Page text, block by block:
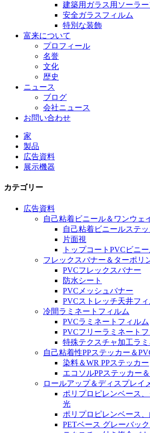
建築用ガラス用ソーラ
安全ガラスフィルム
特別な装飾
富来について
プロフィール
名誉
文化
歴史
ニュース
ブログ
会社ニュース
お問い合わせ
家
製品
広告資料
展示機器
カテゴリー
広告資料
自己粘着ビニール＆ワンウェ
自己粘着ビニールステ
片面視
トップコートPVCビニ
フレックスバナー＆ターポリ
PVCフレックスバナー
防水シート
PVCメッシュバナー
PVCストレッチ天井フィ
冷間ラミネートフィルム
PVCラミネートフィルム
PVCフリーラミネート
特殊テクスチャ加工ラ
自己粘着性PPステッカー＆
染料＆WR PPステッカー
エコソルPPステッカー
ロールアップ＆ディスプレイ
ポリプロピレンベース
光
ポリプロピレンベース
PETベース グレーバッ